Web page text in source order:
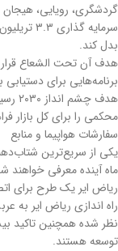
گردشگری، رویایی،
بدل کند.
هدف آن تحت الشعاع قرار
برنامه‌هایی برای
محکمی را برای کل بازار
سفارشات هواپیما و منابع
یکی از سریع‌ترین
ماه آینده معرفی خواهند
ریاض ایر یک طرح برای اتصال پایتخت به بیش از ۱۰۰ مقصد بین المللی است که به طور بالقوه حدود ۲۰۰۰۰۰ شغل
راه اندازی ریاض ایر به
نظر شده همچنین تاکید
توسعه هستند.